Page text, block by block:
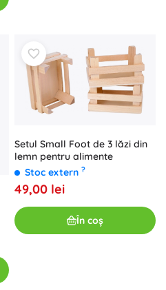
Setul Small Foot de 3 lăzi din
lemn pentru alimente
Stoc extern ?
49,00 lei
În coș